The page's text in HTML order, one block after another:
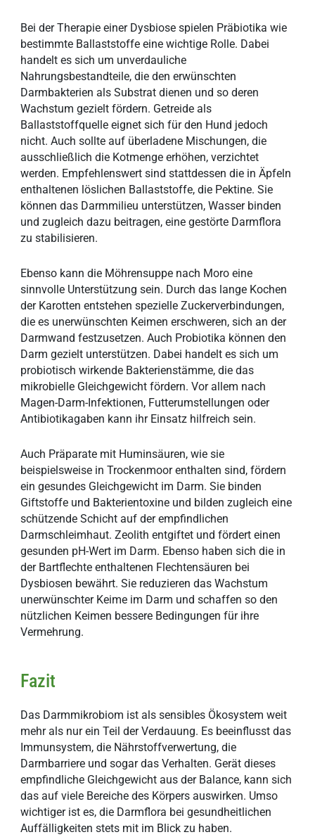
Bei der Therapie einer Dysbiose spielen Präbiotika wie
bestimmte Ballaststoffe eine wichtige Rolle. Dabei
handelt es sich um unverdauliche
Nahrungsbestandteile, die den erwünschten
Darmbakterien als Substrat dienen und so deren
Wachstum gezielt fördern. Getreide als
Ballaststoffquelle eignet sich für den Hund jedoch
nicht. Auch sollte auf überladene Mischungen, die
ausschließlich die Kotmenge erhöhen, verzichtet
werden. Empfehlenswert sind stattdessen die in Äpfeln
enthaltenen löslichen Ballaststoffe, die Pektine. Sie
können das Darmmilieu unterstützen, Wasser binden
und zugleich dazu beitragen, eine gestörte Darmflora
zu stabilisieren.
Ebenso kann die Möhrensuppe nach Moro eine
sinnvolle Unterstützung sein. Durch das lange Kochen
der Karotten entstehen spezielle Zuckerverbindungen,
die es unerwünschten Keimen erschweren, sich an der
Darmwand festzusetzen. Auch Probiotika können den
Darm gezielt unterstützen. Dabei handelt es sich um
probiotisch wirkende Bakterienstämme, die das
mikrobielle Gleichgewicht fördern. Vor allem nach
Magen-Darm-Infektionen, Futterumstellungen oder
Antibiotikagaben kann ihr Einsatz hilfreich sein.
Auch Präparate mit Huminsäuren, wie sie
beispielsweise in Trockenmoor enthalten sind, fördern
ein gesundes Gleichgewicht im Darm. Sie binden
Giftstoffe und Bakterientoxine und bilden zugleich eine
schützende Schicht auf der empfindlichen
Darmschleimhaut. Zeolith entgiftet und fördert einen
gesunden pH-Wert im Darm. Ebenso haben sich die in
der Bartflechte enthaltenen Flechtensäuren bei
Dysbiosen bewährt. Sie reduzieren das Wachstum
unerwünschter Keime im Darm und schaffen so den
nützlichen Keimen bessere Bedingungen für ihre
Vermehrung.
Fazit
Das Darmmikrobiom ist als sensibles Ökosystem weit
mehr als nur ein Teil der Verdauung. Es beeinflusst das
Immunsystem, die Nährstoffverwertung, die
Darmbarriere und sogar das Verhalten. Gerät dieses
empfindliche Gleichgewicht aus der Balance, kann sich
das auf viele Bereiche des Körpers auswirken. Umso
wichtiger ist es, die Darmflora bei gesundheitlichen
Auffälligkeiten stets mit im Blick zu haben.